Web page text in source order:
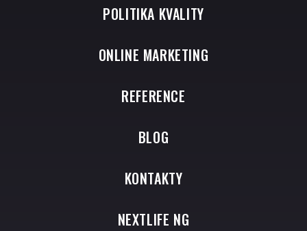
POLITIKA KVALITY
ONLINE MARKETING
REFERENCE
BLOG
KONTAKTY
NEXTLIFE NG